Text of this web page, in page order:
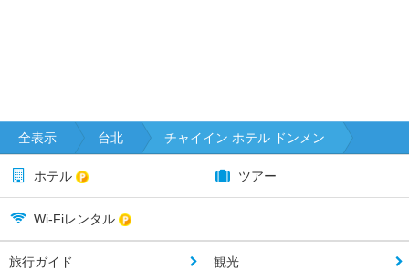
全表示 台北 チャイイン ホテル ドンメン
ホテル ツアー
Wi-Fiレンタル
旅行ガイド 観光